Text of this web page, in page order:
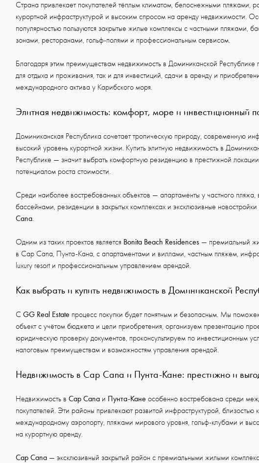
Страна привлекает покупателей тёплым климатом, белоснежными пляжами,
курортной инфраструктурой и высоким спросом на аренду недвижимости.
популярностью пользуются закрытые жилые комплексы с частными пляжами,
зонами, ресторанами, гольф-полями и профессиональным сервисом.
Благодаря этим преимуществам недвижимость в Доминиканской Республике
для отдыха и проживания, так и для инвестиций, сдачи в аренду и
международного актива у Карибского моря.
Элитная недвижимость: комфорт, море и инвестиционный
Доминиканская Республика сочетает тропическую природу, современную
высокий уровень курортной жизни. Купить элитную недвижимость в
Республике — значит выбрать комфортную резиденцию в престижной
потенциалом роста стоимости.
Среди наиболее востребованных объектов — апартаменты у частного пляжа,
бассейнами, резиденции в закрытых комплексах и эксклюзивные
Cana.
Одним из таких проектов является Bonita Beach Residences — премиальный
в Cap Cana, Пунта-Кана, с апартаментами и виллами, частным пляжем,
luxury resort и профессиональным управлением арендой.
Как выбрать и купить недвижимость в Доминиканской
С GG Real Estate процесс покупки будет понятным и безопасным. Мы
объект с учётом бюджета и цели приобретения, организуем презентацию
юридическую проверку документов, проконсультируем по инвестиционным
налоговым преимуществам и возможностям управления арендой.
Недвижимость в Cap Cana и Пунта-Кане: престижно и
Недвижимость в Cap Cana и Пунта-Кане особенно востребована среди
покупателей. Эти районы привлекают развитой инфраструктурой, близостью к
международному аэропорту, пляжами мирового уровня, гольф-клубами и
на курортную аренду.
Cap Cana — эксклюзивный закрытый район с премиальными жилыми